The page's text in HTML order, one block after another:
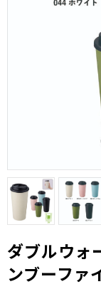
ダブルウォ
ンブーファ